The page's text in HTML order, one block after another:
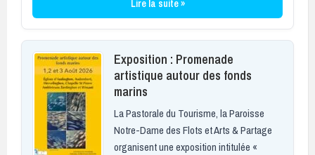
Lire la suite »
Exposition : Promenade
artistique autour des fonds
marins
La Pastorale du Tourisme, la Paroisse
Notre-Dame des Flots et Arts & Partage
organisent une exposition intitulée «